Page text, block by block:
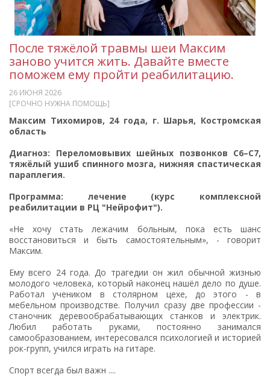
После тяжёлой травмы шеи Максим
заново учится жить. Давайте вместе
поможем ему пройти реабилитацию.
26 ИЮНЯ 2026
[СРОЧНО НУЖНА ПОМОЩЬ]
Максим Тихомиров, 24 года, г. Шарья, Костромская
область
Диагноз: Переломовывих шейных позвонков C6–C7,
тяжёлый ушиб спинного мозга, нижняя спастическая
параплегия.
Программа: лечение (курс комплексной
реабилитации в РЦ "Нейрофит").
«Не хочу стать лежачим больным, пока есть шанс
восстановиться и быть самостоятельным», - говорит
Максим.
Ему всего 24 года. До трагедии он жил обычной жизнью
молодого человека, который наконец нашёл дело по душе.
Работал учеником в столярном цехе, до этого - в
мебельном производстве. Получил сразу две профессии -
станочник деревообрабатывающих станков и электрик.
Любил работать руками, постоянно занимался
самообразованием, интересовался психологией и историей
рок-групп, учился играть на гитаре.
Спорт всегда был важн ....